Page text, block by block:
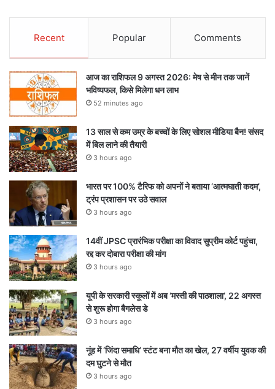
Recent Popular Comments
आज का राशिफल 9 अगस्त 2026: मेष से मीन तक जानें
भविष्यफल, किसे मिलेगा धन लाभ
52 minutes ago
13 साल से कम उम्र के बच्चों के लिए सोशल मीडिया बैन! संसद
में बिल लाने की तैयारी
3 hours ago
भारत पर 100% टैरिफ को अपनों ने बताया ‘आत्मघाती कदम’,
ट्रंप प्रशासन पर उठे सवाल
3 hours ago
14वीं JPSC प्रारंभिक परीक्षा का विवाद सुप्रीम कोर्ट पहुंचा,
रद्द कर दोबारा परीक्षा की मांग
3 hours ago
यूपी के सरकारी स्कूलों में अब ‘मस्ती की पाठशाला’, 22 अगस्त
से शुरू होगा बैगलेस डे
3 hours ago
नूंह में ‘जिंदा समाधि’ स्टंट बना मौत का खेल, 27 वर्षीय युवक की
दम घुटने से मौत
3 hours ago